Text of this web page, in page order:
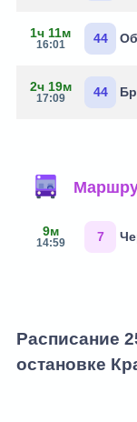
1ч 11м
16:01 44
2ч 19м
17:09 44
9м
14:59 7
Расписание
остановке